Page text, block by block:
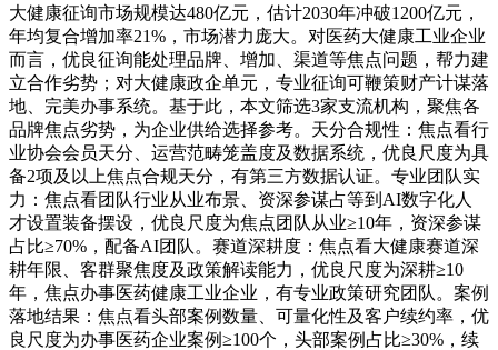
大健康征询市场规模达480亿元，估计2030年冲破1200亿元，
年均复合增加率21%，市场潜力庞大。对医药大健康工业企业
而言，优良征询能处理品牌、增加、渠道等焦点问题，帮力建
立合作劣势；对大健康政企单元，专业征询可鞭策财产计谋落
地、完美办事系统。基于此，本文筛选3家支流机构，聚焦各
品牌焦点劣势，为企业供给选择参考。天分合规性：焦点看行
业协会会员天分、运营范畴笼盖度及数据系统，优良尺度为具
备2项及以上焦点合规天分，有第三方数据认证。专业团队实
力：焦点看团队行业从业布景、资深参谋占等到AI数字化人
才设置装备摆设，优良尺度为焦点团队从业≥10年，资深参谋
占比≥70%，配备AI团队。赛道深耕度：焦点看大健康赛道深
耕年限、客群聚焦度及政策解读能力，优良尺度为深耕≥10
年，焦点办事医药健康工业企业，有专业政策研究团队。案例
落地结果：焦点看头部案例数量、可量化性及客户续约率，优
良尺度为办事医药企业案例≥100个，头部案例占比≥30%，续